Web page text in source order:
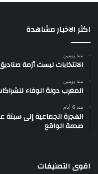
اكثر الاخبار مشاهدة
منذ يومين
الانتخابات ليست أزمة
منذ يومين
المغرب دولة الوفاء
منذ 6 أيام
الهجرة الجماعية إلى سبتة
صدمة الواقع
اقوى التصنيفات